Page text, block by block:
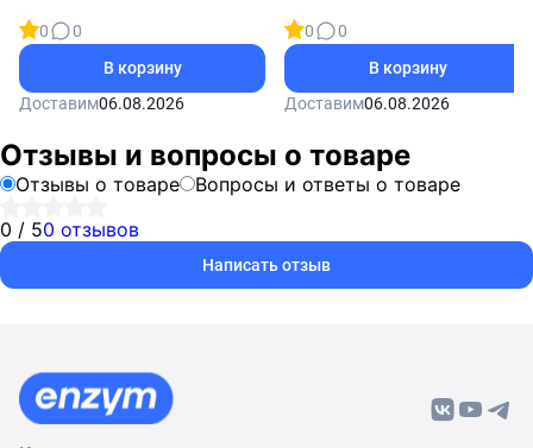
0
0
В корзину
Доставим06.08.2026
0
0
В корзину
Доставим06.08.2026
Отзывы и вопросы о товаре
Отзывы о товаре
Вопросы и ответы о товаре
0 / 50 отзывов
Написать отзыв